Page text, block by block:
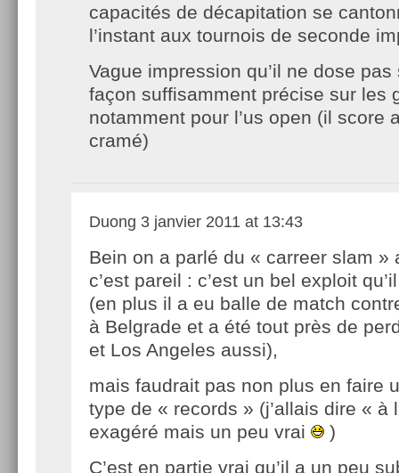
capacités de décapitation se
l’instant aux tournois de seconde
Vague impression qu’il ne dose
façon suffisamment précise sur les
notamment pour l’us open (il score
cramé)
Duong 3 janvier 2011 at 13:43
Bein on a parlé du « carreer slam »
c’est pareil : c’est un bel exploit
(en plus il a eu balle de match
à Belgrade et a été tout près de
et Los Angeles aussi),
mais faudrait pas non plus en faire
type de « records » (j’allais dire « à
exagéré mais un peu vrai
)
C’est en partie vrai qu’il a un peu